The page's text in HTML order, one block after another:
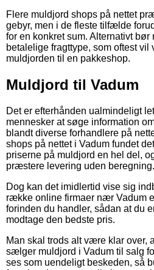
Flere muldjord shops på nettet
gebyr, men i de fleste tilfælde
for en konkret sum. Alternativt
betalelige fragttype, som oftest
muldjorden til en pakkeshop.
Muldjord til Vadum
Det er efterhånden ualmindeligt
mennesker at søge information
blandt diverse forhandlere på
shops på nettet i Vadum fundet
priserne på muldjord en hel del,
præstere levering uden beregning.
Dog kan det imidlertid vise sig
række online firmaer nær Vadum
forinden du handler, sådan at du
modtage den bedste pris.
Man skal trods alt være klar over,
sælger muldjord i Vadum til salg
ses som uendeligt beskeden, så